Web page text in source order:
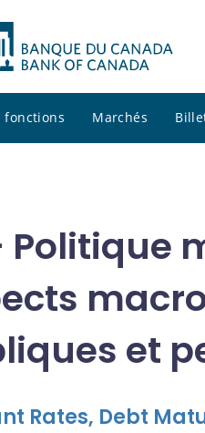
fonctions Marchés
Politique
et
Rates, Debt